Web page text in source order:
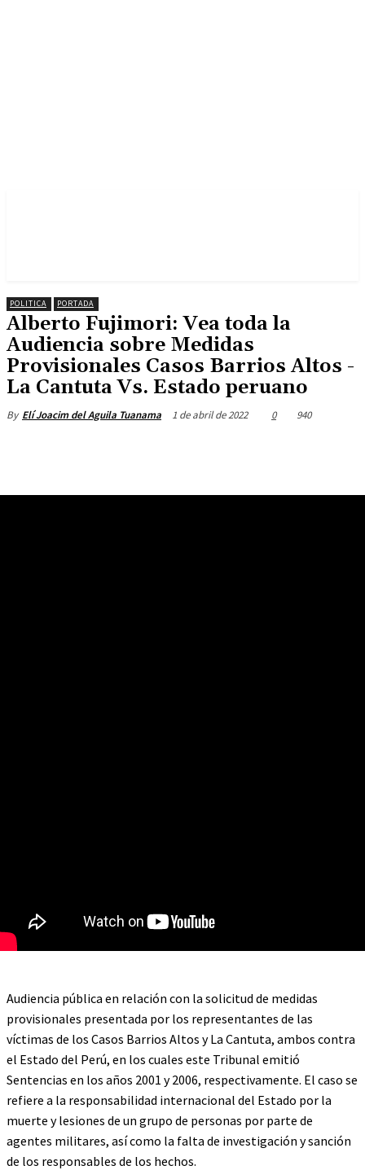
POLITICA PORTADA
Alberto Fujimori: Vea toda la
Audiencia sobre Medidas
Provisionales Casos Barrios Altos -
La Cantuta Vs. Estado peruano
By Elí Joacim del Aguila Tuanama 1 de abril de 2022 0 940
Audiencia pública en relación con la solicitud de medidas
provisionales presentada por los representantes de las
víctimas de los Casos Barrios Altos y La Cantuta, ambos contra
el Estado del Perú, en los cuales este Tribunal emitió
Sentencias en los años 2001 y 2006, respectivamente. El caso se
refiere a la responsabilidad internacional del Estado por la
muerte y lesiones de un grupo de personas por parte de
agentes militares, así como la falta de investigación y sanción
de los responsables de los hechos.